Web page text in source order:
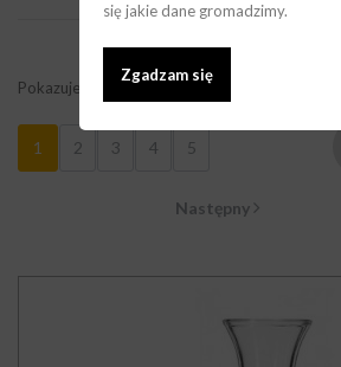
się jakie dane gromadzimy.
Zgadzam się
1 2 3 4 5
Następny
Pokazuje 1 - 9 z 38 elementów